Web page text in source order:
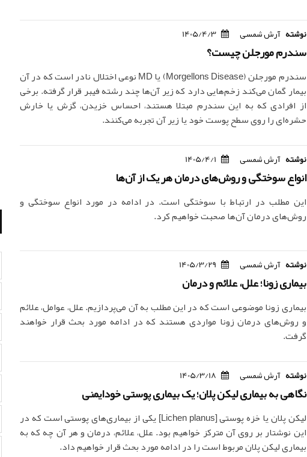
نوشته آرش شمسی 1405/4/3
سندرم مورجلن چیست؟
سندرم مورجلن (Morgellons Disease) یا MD نوعی اختلال نادر است که در آن
بیمار گمان می‌کند زخم‌هایی دارد که زیر آن‌ها چند رشته فیبر قرار گرفته. برخی
از افرادی که به این سندرم مبتلا هستند، احساس خزیدن، گزش یا خارش
حشره‌ای را روی سطح پوست خود یا زیر آن تجربه می‌کنند.
نوشته آرش شمسی 1405/4/1
انواع سوختگی و روش‌های درمان هر یک از آن‌ها
این مطلب در ارتباط با سوختگی است. در ادامه در مورد انواع سوختگی و
روش‌های درمان آن‌ها صحبت خواهیم کرد.
نوشته آرش شمسی 1405/3/29
بیماری زونا؛ علل، علائم و درمان
بیماری زونا موضوعی است که در این مطلب به آن می‌پردازیم. علل، عوامل، علائم
و روش‌های درمان زونا مواردی هستند که در ادامه مورد بحث قرار خواهند
گرفت.
نوشته آرش شمسی 1405/3/18
نگاهی به بیماری لیکن پلان؛ یک بیماری پوستی خودایمنی
لیکن پلان یا خزه پوستی [Lichen planus] یکی از بیماری‌های پوستی است که در
این نوشتار بر روی آن مترکز خواهیم بود. علل، علائم، درمان و هر آن چه که به
بیماری لیکن پلان مربوط است را در ادامه مورد بحث قرار خواهیم داد.